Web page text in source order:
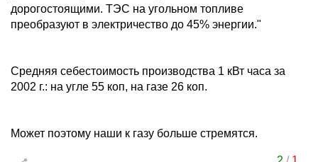
дорогостоящими. ТЭС на угольном топливе
преобразуют в электричество до 45% энергии."
Средняя себестоимость производства 1 кВт часа за
2002 г.: на угле 55 коп, на газе 26 коп.
Может поэтому наши к газу больше стремятся.